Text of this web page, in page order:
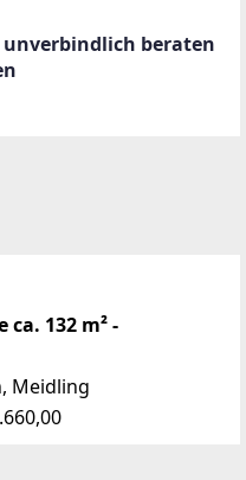
unverbindlich beraten
ca. 132 m² -
Meidling